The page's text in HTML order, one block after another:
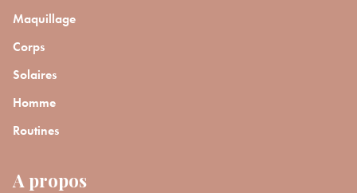
Maquillage
Corps
Solaires
Homme
Routines
A propos